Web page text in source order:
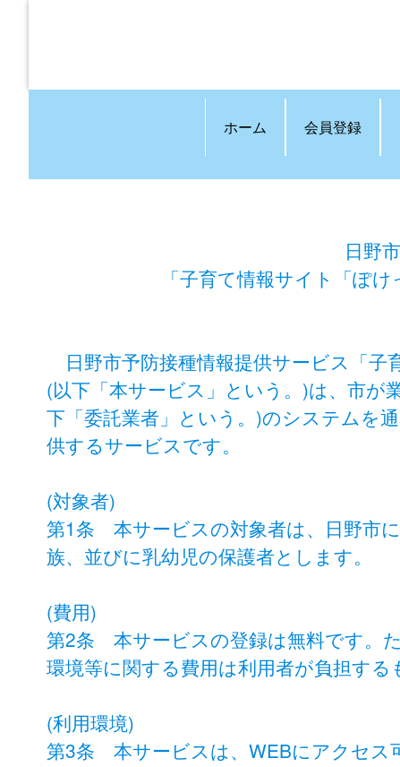
ホーム 会員登録
日野市
「子育て情報サイト「ぽ
日野市予防接種情報提供サービス「子
(以下「本サービス」という。)は、市が
下「委託業者」という。)のシステムを
供するサービスです。
(対象者)
第1条 本サービスの対象者は、日野市
族、並びに乳幼児の保護者とします。
(費用)
第2条 本サービスの登録は無料です。
環境等に関する費用は利用者が負担する
(利用環境)
第3条 本サービスは、WEBにアクセス